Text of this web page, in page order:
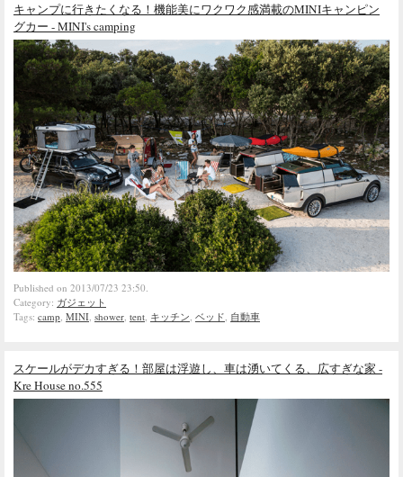
キャンプに行きたくなる！機能美にワクワク感満載のMINIキャンピン
グカー - MINI's camping
Published on 2013/07/23 23:50.
Category: ガジェット
Tags: camp MINI shower tent キッチン ベッド 自動車
スケールがデカすぎる！部屋は浮遊し、車は湧いてくる、広すぎな家 -
Kre House no.555